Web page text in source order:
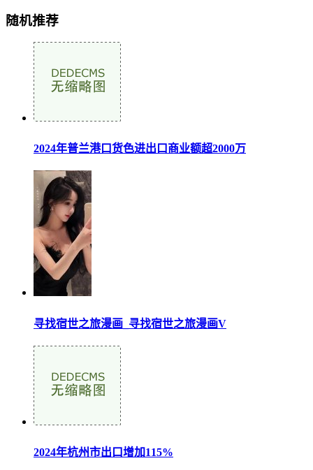
随机推荐
2024年普兰港口货色进出口商业额超2000万
寻找宿世之旅漫画_寻找宿世之旅漫画V
2024年杭州市出口增加115%